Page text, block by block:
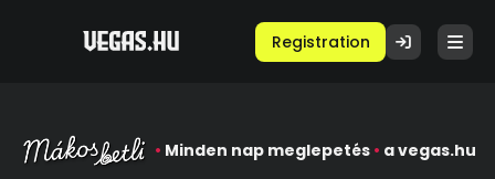
Registration
• Minden nap meglepetés • a vegas.hu